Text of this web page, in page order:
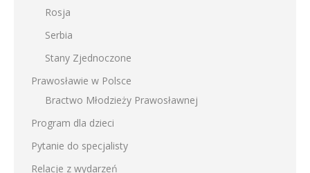
Rosja
Serbia
Stany Zjednoczone
Prawosławie w Polsce
Bractwo Młodzieży Prawosławnej
Program dla dzieci
Pytanie do specjalisty
Relacje z wydarzeń